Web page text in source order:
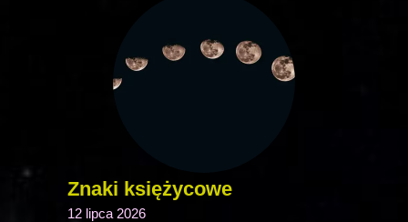
Znaki księżycowe
12 lipca 2026